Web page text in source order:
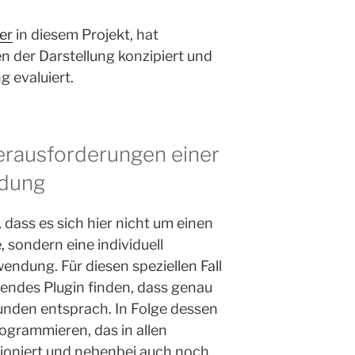
in diesem Projekt, hat
der Darstellung konzipiert und
evaluiert.
einer
es sich hier nicht um einen
sondern eine individuell
Für diesen speziellen Fall
Plugin finden, dass genau
entsprach. In Folge dessen
das in allen
und nebenbei auch noch